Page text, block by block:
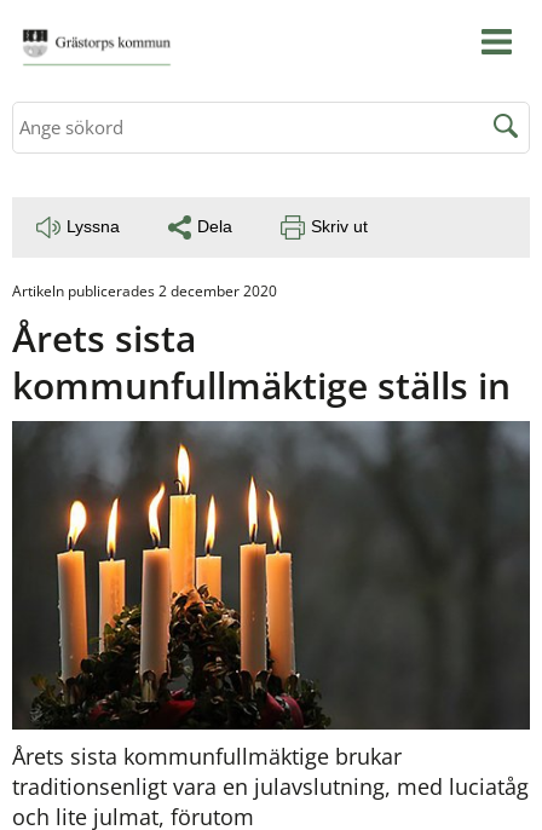
Sök
Lyssna Dela Skriv ut
Artikeln publicerades 2 december 2020
Årets sista
kommunfullmäktige ställs in
Årets sista kommunfullmäktige brukar
traditionsenligt vara en julavslutning, med luciatåg
och lite julmat, förutom